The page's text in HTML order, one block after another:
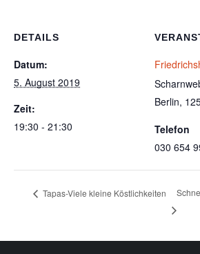
DETAILS
Datum:
5. August 2019
Zeit:
19:30 - 21:30
Berlin,
Telefon
030 654
Tapas-Viele kleine Köstlichkeiten